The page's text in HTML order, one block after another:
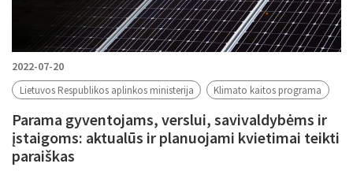
2022-07-20
Lietuvos Respublikos aplinkos ministerija Klimato kaitos programa
Parama gyventojams, verslui, savivaldybėms ir
įstaigoms: aktualūs ir planuojami kvietimai teikti
paraiškas